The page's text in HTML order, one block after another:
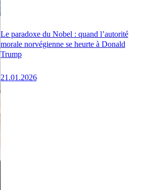
Le paradoxe du Nobel : quand l’autorité
morale norvégienne se heurte à Donald
Trump
21.01.2026